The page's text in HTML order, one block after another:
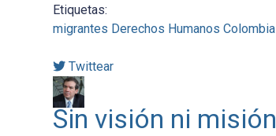
Etiquetas:
migrantes Derechos Humanos Colombia
Twittear
Sin visión ni misión